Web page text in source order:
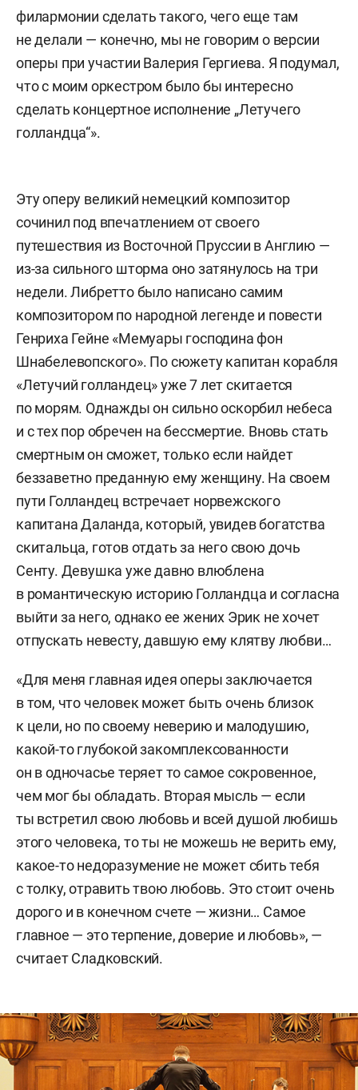
филармонии сделать такого, чего еще там
не делали — конечно, мы не говорим о версии
оперы при участии Валерия Гергиева. Я подумал,
что с моим оркестром было бы интересно
сделать концертное исполнение „Летучего
голландца“».
Эту оперу великий немецкий композитор
сочинил под впечатлением от своего
путешествия из Восточной Пруссии в Англию —
из-за сильного шторма оно затянулось на три
недели. Либретто было написано самим
композитором по народной легенде и повести
Генриха Гейне «Мемуары господина фон
Шнабелевопского». По сюжету капитан корабля
«Летучий голландец» уже 7 лет скитается
по морям. Однажды он сильно оскорбил небеса
и с тех пор обречен на бессмертие. Вновь стать
смертным он сможет, только если найдет
беззаветно преданную ему женщину. На своем
пути Голландец встречает норвежского
капитана Даланда, который, увидев богатства
скитальца, готов отдать за него свою дочь
Сенту. Девушка уже давно влюблена
в романтическую историю Голландца и согласна
выйти за него, однако ее жених Эрик не хочет
отпускать невесту, давшую ему клятву любви…
«Для меня главная идея оперы заключается
в том, что человек может быть очень близок
к цели, но по своему неверию и малодушию,
какой-то глубокой закомплексованности
он в одночасье теряет то самое сокровенное,
чем мог бы обладать. Вторая мысль — если
ты встретил свою любовь и всей душой любишь
этого человека, то ты не можешь не верить ему,
какое-то недоразумение не может сбить тебя
с толку, отравить твою любовь. Это стоит очень
дорого и в конечном счете — жизни… Самое
главное — это терпение, доверие и любовь», —
считает Сладковский.